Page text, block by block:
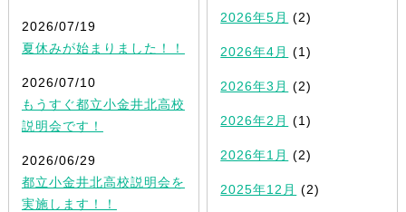
2026/07/19
夏休みが始まりました！！
2026/07/10
もうすぐ都立小金井北高校
説明会です！
2026/06/29
都立小金井北高校説明会を
実施します！！
2026年5月 (2)
2026年4月 (1)
2026年3月 (2)
2026年2月 (1)
2026年1月 (2)
2025年12月 (2)